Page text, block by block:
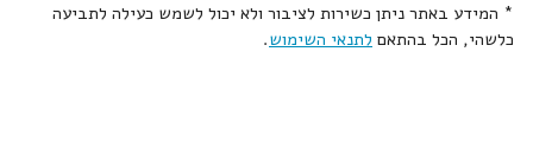
* המידע באתר ניתן כשירות לציבור ולא יכול לשמש כעילה לתביעה
כלשהי, הכל בהתאם לתנאי השימוש.